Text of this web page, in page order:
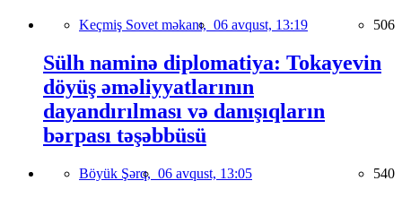
Keçmiş Sovet məkanı, 06 avqust, 13:19 506
Sülh naminə diplomatiya: Tokayevin
döyüş əməliyyatlarının
dayandırılması və danışıqların
bərpası təşəbbüsü
Böyük Şərq, 06 avqust, 13:05 540